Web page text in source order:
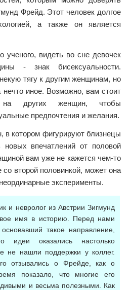
Фрейд. Этот человек долгое
а также он является
ученого, видеть во сне девочек
- знак бисексуальности.
тягу к другим женщинам, но
иное. Возможно, вам стоит
на других женщин, чтобы
предпочтения и желания.
в котором фигурируют близнецы
новых впечатлений от половой
вам уже не кажется чем-то
со второй половинкой, может она
эксперименты.
и невролог из Австрии Зигмунд
имя в историю. Перед нами
такое направление,
идеи оказались настолько
не нашли поддержки у коллег.
отзывались о Фрейде, как о
показало, что многие его
и весьма полезными. Как